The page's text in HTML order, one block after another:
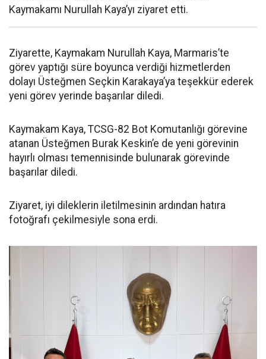
Kaymakamı Nurullah Kaya’yı ziyaret etti.
Ziyarette, Kaymakam Nurullah Kaya, Marmaris’te
görev yaptığı süre boyunca verdiği hizmetlerden
dolayı Üsteğmen Seçkin Karakaya’ya teşekkür ederek
yeni görev yerinde başarılar diledi.
Kaymakam Kaya, TCSG-82 Bot Komutanlığı görevine
atanan Üsteğmen Burak Keskin’e de yeni görevinin
hayırlı olması temennisinde bulunarak görevinde
başarılar diledi.
Ziyaret, iyi dileklerin iletilmesinin ardından hatıra
fotoğrafı çekilmesiyle sona erdi.